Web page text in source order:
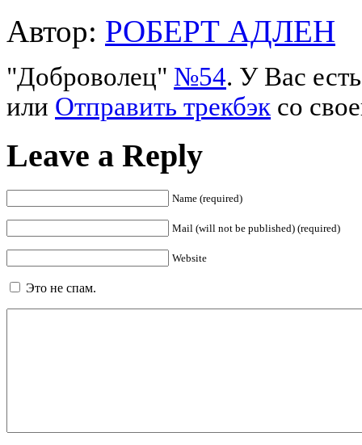
Автор: РОБЕРТ АДЛЕН
"Доброволец" №54. У Вас
или Отправить трекбэк со
Leave a Reply
Name (required)
Mail (will not be published) (required)
Website
Это не спам.